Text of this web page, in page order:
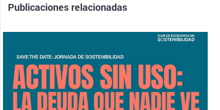
Publicaciones relacionadas